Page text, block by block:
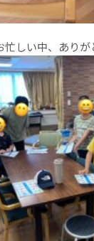
しい中、ありが